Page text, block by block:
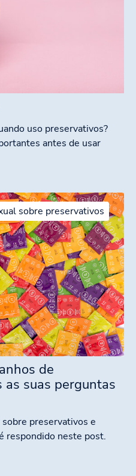
uso preservativos?
antes de usar
sobre preservativos
de
as suas perguntas
preservativos e
respondido neste post.